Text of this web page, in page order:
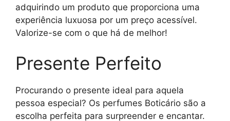
adquirindo um produto que proporciona uma
experiência luxuosa por um preço acessível.
Valorize-se com o que há de melhor!
Presente Perfeito
Procurando o presente ideal para aquela
pessoa especial? Os perfumes Boticário são a
escolha perfeita para surpreender e encantar.